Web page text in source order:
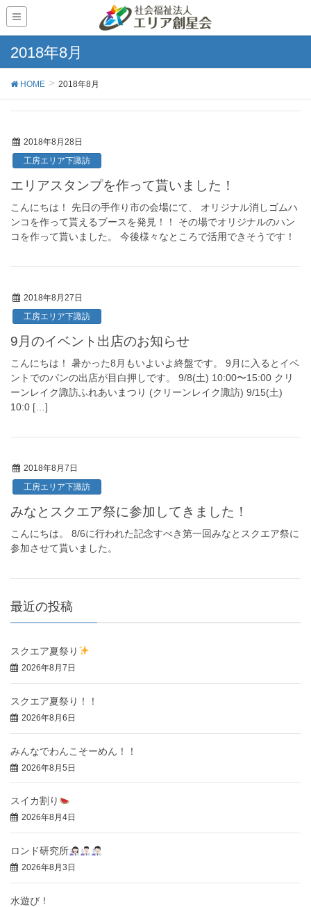
2018年8月
HOME 2018年8月
2018年8月28日
工房エリア下諏訪
エリアスタンプを作って貰いました！
こんにちは！ 先日の手作り市の会場にて、 オリジナル消しゴムハ
ンコを作って貰えるブースを発見！！ その場でオリジナルのハン
コを作って貰いました。 今後様々なところで活用できそうです！
2018年8月27日
工房エリア下諏訪
9月のイベント出店のお知らせ
こんにちは！ 暑かった8月もいよいよ終盤です。 9月に入るとイベ
ントでのパンの出店が目白押しです。 9/8(土) 10:00〜15:00 クリ
ーンレイク諏訪ふれあいまつり (クリーンレイク諏訪) 9/15(土)
10:0 […]
2018年8月7日
工房エリア下諏訪
みなとスクエア祭に参加してきました！
こんにちは。 8/6に行われた記念すべき第一回みなとスクエア祭に
参加させて貰いました。
最近の投稿
スクエア夏祭り
2026年8月7日
スクエア夏祭り！！
2026年8月6日
みんなでわんこそーめん！！
2026年8月5日
スイカ割り
2026年8月4日
ロンド研究所
2026年8月3日
水遊び！